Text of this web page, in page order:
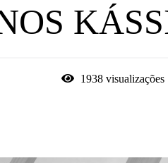
1938 visualizações